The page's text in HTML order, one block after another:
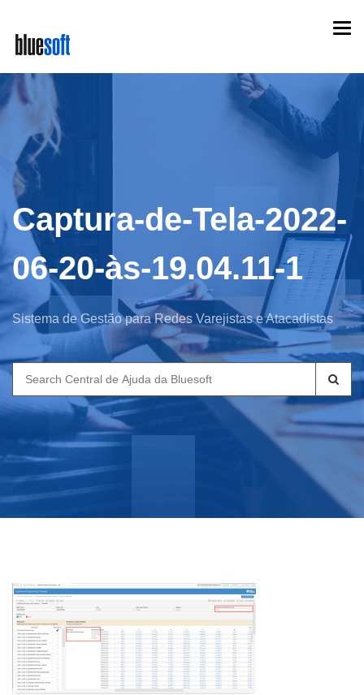
main
content
Captura-de-Tela-2022-
06-20-às-19.04.11-1
Sistema de Gestão para Redes Varejistas e Atacadistas
Search
for: